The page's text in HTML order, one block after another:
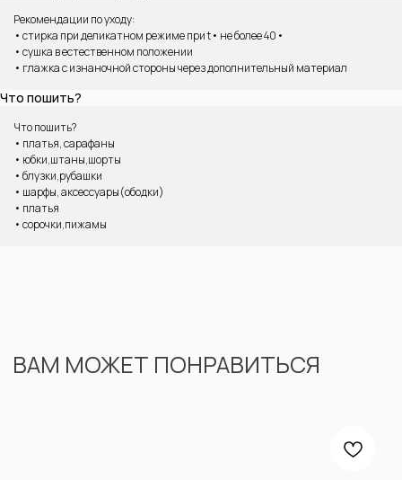
Рекомендации по уходу:
• стирка при деликатном режиме при t• не более 40•
• сушка в естественном положении
• глажка с изнаночной стороны через дополнительный материал
Что пошить?
Что пошить?
• платья, сарафаны
• юбки,штаны,шорты
• блузки,рубашки
• шарфы, аксессуары(ободки)
• платья
• сорочки,пижамы